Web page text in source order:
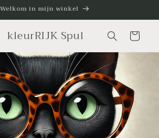
Welkom in mijn winkel
kleurRIJK Spul Winkelwagen